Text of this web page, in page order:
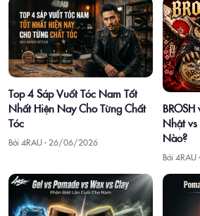
Top 4 Sáp Vuốt Tóc Nam Tốt
Nhất Hiện Nay Cho Từng Chất
Tóc
Bởi 4RAU · 26/06/2026
Nhật
Nào?
Bởi 4RAU ·